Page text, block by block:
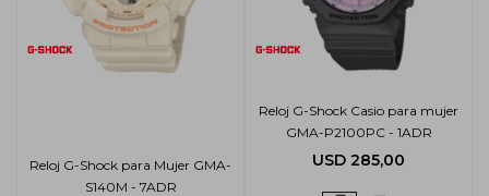
Reloj G-Shock para Mujer GMA-
S140M - 7ADR
Reloj G-Shock Casio para mujer
GMA-P2100PC - 1ADR
USD 285,00